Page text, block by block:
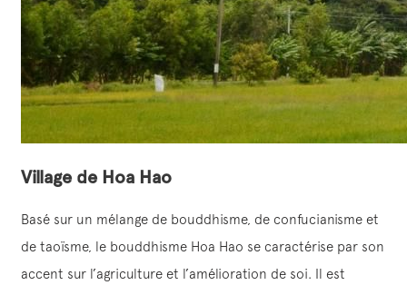
Village de Hoa Hao
Basé sur un mélange de bouddhisme, de confucianisme et
de taoïsme, le bouddhisme Hoa Hao se caractérise par son
accent sur l’agriculture et l’amélioration de soi. Il est